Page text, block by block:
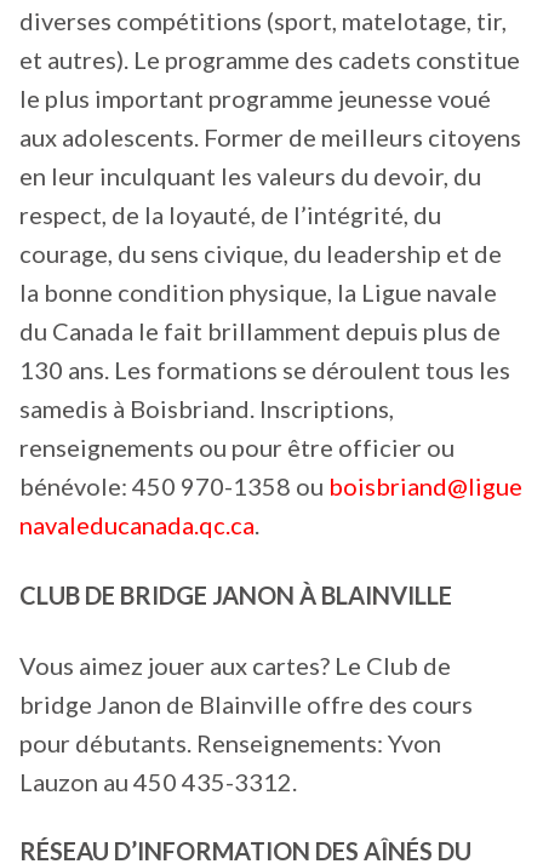
diverses compétitions (sport, matelotage, tir,
et autres). Le programme des cadets constitue
le plus important programme jeunesse voué
aux adolescents. Former de meilleurs citoyens
en leur inculquant les valeurs du devoir, du
respect, de la loyauté, de l’intégrité, du
courage, du sens civique, du leadership et de
la bonne condition physique, la Ligue navale
du Canada le fait brillamment depuis plus de
130 ans. Les formations se déroulent tous les
samedis à Boisbriand. Inscriptions,
renseignements ou pour être officier ou
bénévole: 450 970-1358 ou boisbriand@ligue
navaleducanada.qc.ca.
CLUB DE BRIDGE JANON À BLAINVILLE
Vous aimez jouer aux cartes? Le Club de
bridge Janon de Blainville offre des cours
pour débutants. Renseignements: Yvon
Lauzon au 450 435-3312.
RÉSEAU D’INFORMATION DES AÎNÉS DU